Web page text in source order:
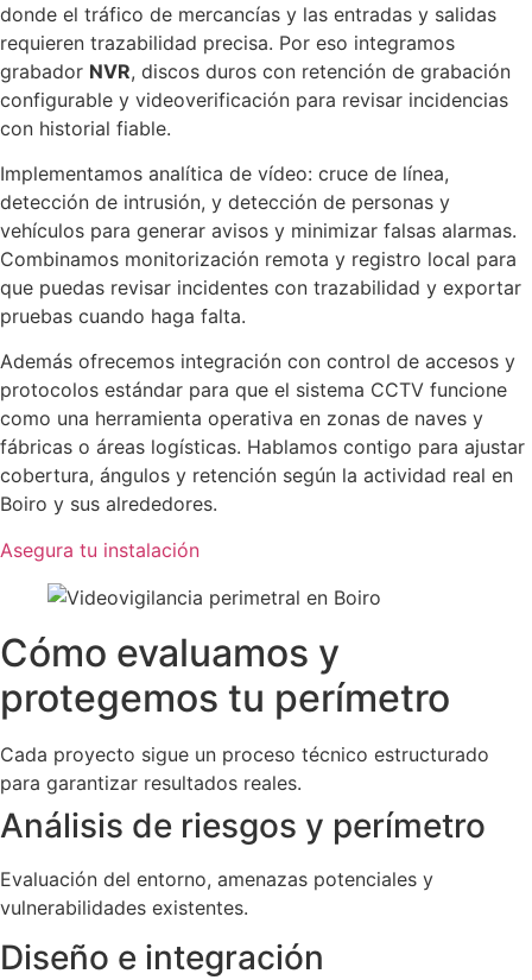
donde el tráfico de mercancías y las entradas y salidas
requieren trazabilidad precisa. Por eso integramos
grabador NVR, discos duros con retención de grabación
configurable y videoverificación para revisar incidencias
con historial fiable.
Implementamos analítica de vídeo: cruce de línea,
detección de intrusión, y detección de personas y
vehículos para generar avisos y minimizar falsas alarmas.
Combinamos monitorización remota y registro local para
que puedas revisar incidentes con trazabilidad y exportar
pruebas cuando haga falta.
Además ofrecemos integración con control de accesos y
protocolos estándar para que el sistema CCTV funcione
como una herramienta operativa en zonas de naves y
fábricas o áreas logísticas. Hablamos contigo para ajustar
cobertura, ángulos y retención según la actividad real en
Boiro y sus alrededores.
Asegura tu instalación
Cómo evaluamos y
protegemos tu perímetro
Cada proyecto sigue un proceso técnico estructurado
para garantizar resultados reales.
Análisis de riesgos y perímetro
Evaluación del entorno, amenazas potenciales y
vulnerabilidades existentes.
Diseño e integración